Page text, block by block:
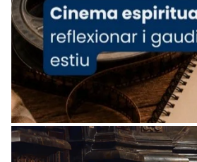
Arquebisbat de
2 weeks ago
«Avui les santes Juliana i
ajuden a alçar la mirada»
Mons. Sergi Gordo, bisbe
presidit aquest 27 de juliol
Santes de Mataró.
🔗tinyurl.com/cvu5jmbk